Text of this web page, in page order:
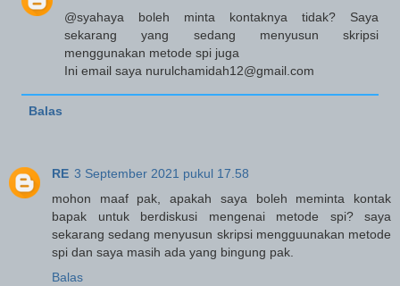
@syahaya boleh minta kontaknya tidak? Saya
sekarang yang sedang menyusun skripsi
menggunakan metode spi juga
Ini email saya nurulchamidah12@gmail.com
Balas
RE 3 September 2021 pukul 17.58
mohon maaf pak, apakah saya boleh meminta kontak
bapak untuk berdiskusi mengenai metode spi? saya
sekarang sedang menyusun skripsi mengguunakan metode
spi dan saya masih ada yang bingung pak.
Balas